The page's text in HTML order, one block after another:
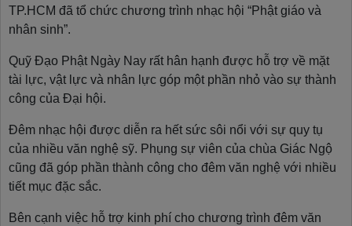
TP.HCM đã tổ chức chương trình nhạc hội “Phật giáo và
nhân sinh”.
Quỹ Đạo Phật Ngày Nay rất hân hạnh được hỗ trợ về mặt
tài lực, vật lực và nhân lực góp một phần nhỏ vào sự thành
công của Đại hội.
Đêm nhạc hội được diễn ra hết sức sôi nổi với sự quy tụ
của nhiều văn nghệ sỹ. Phụng sự viên của chùa Giác Ngộ
cũng đã góp phần thành công cho đêm văn nghệ với nhiều
tiết mục đặc sắc.
Bên cạnh việc hỗ trợ kinh phí cho chương trình đêm văn